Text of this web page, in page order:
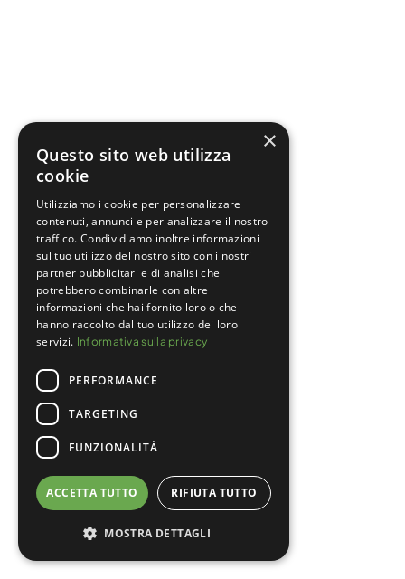
×
Questo sito web utilizza
cookie
Utilizziamo i cookie per personalizzare
contenuti, annunci e per analizzare il nostro
traffico. Condividiamo inoltre informazioni
sul tuo utilizzo del nostro sito con i nostri
partner pubblicitari e di analisi che
potrebbero combinarle con altre
informazioni che hai fornito loro o che
hanno raccolto dal tuo utilizzo dei loro
servizi. Informativa sulla privacy
PERFORMANCE
TARGETING
FUNZIONALITÀ
ACCETTA TUTTO RIFIUTA TUTTO
MOSTRA DETTAGLI